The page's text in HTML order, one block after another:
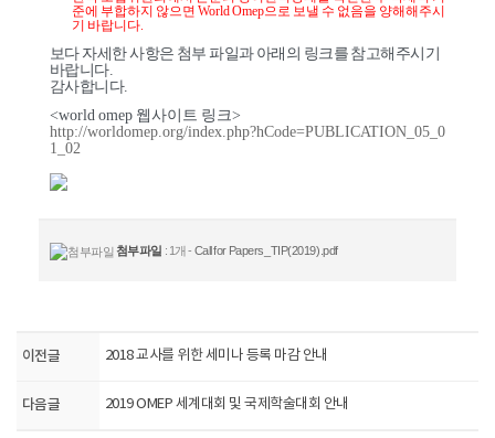
준에 부합하지 않으면 World Omep으로 보낼 수 없음을 양해해주시
기 바랍니다.
보다 자세한 사항은 첨부 파일과 아래의 링크를 참고해주시기
바랍니다.
감사합니다.
<world omep 웹사이트 링크>
http://worldomep.org/index.php?hCode=PUBLICATION_05_0
1_02
첨부파일 : 1개 - Call for Papers_TIP(2019).pdf
이전글 2018 교사를 위한 세미나 등록 마감 안내
다음글 2019 OMEP 세계대회 및 국제학술대회 안내